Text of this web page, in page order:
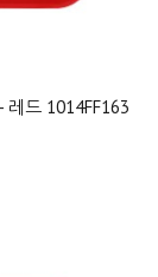
레드 1014FF163